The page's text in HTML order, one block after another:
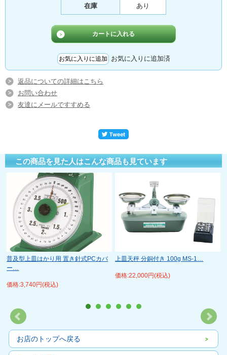
在庫 あり
お気に入りに追加済
返品についての詳細はこちら
お問い合わせ
友達にメールですすめる
この商品を見た人はこんな商品も見ています
普及型上皿はかり用 置き針式PCカバ
ー…
価格:3,740円(税込)
上皿天秤 分銅付き 100g MS-1…
価格:22,000円(税込)
お店のトップへ戻る